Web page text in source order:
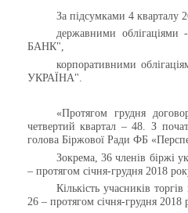
За підсумками 4 кварталу
державними
БАНК",
корпоративними
УКРАЇНА".
«Протягом грудня
четвертий квартал – 48. З
голова Біржової Ради ФБ
Зокрема, 36 членів біржі
– протягом січня-грудня 2018
Кількість учасників
26 – протягом січня-грудня 2018